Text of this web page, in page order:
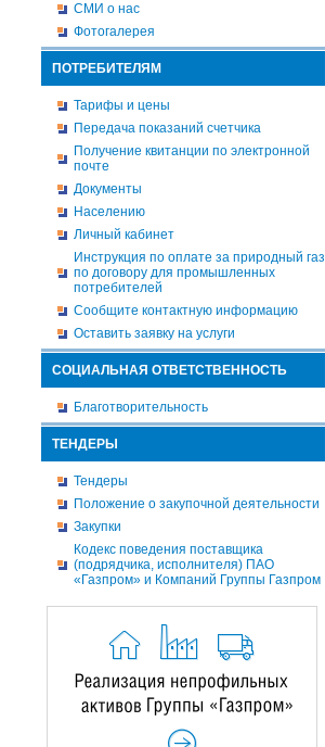
СМИ о нас
Фотогалерея
ПОТРЕБИТЕЛЯМ
Тарифы и цены
Передача показаний счетчика
Получение квитанции по электронной
почте
Документы
Населению
Личный кабинет
Инструкция по оплате за природный газ
по договору для промышленных
потребителей
Сообщите контактную информацию
Оставить заявку на услуги
СОЦИАЛЬНАЯ ОТВЕТСТВЕННОСТЬ
Благотворительность
ТЕНДЕРЫ
Тендеры
Положение о закупочной деятельности
Закупки
Кодекс поведения поставщика
(подрядчика, исполнителя) ПАО
«Газпром» и Компаний Группы Газпром